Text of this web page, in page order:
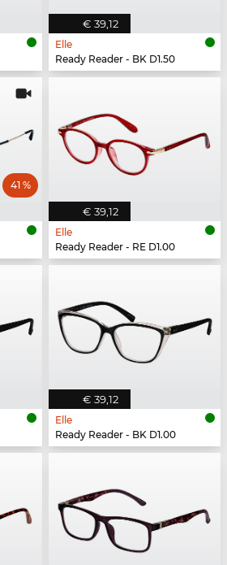
€ 39,12
Elle
Ready Reader - BK D1.50
41 %
€ 39,12
Elle
Ready Reader - RE D1.00
€ 39,12
Elle
Ready Reader - BK D1.00